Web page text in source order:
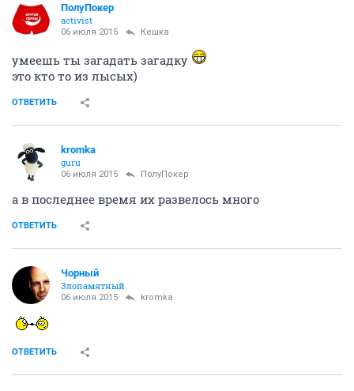
ПолуПокер
activist
06 июля 2015 Кешка
умеешь ты загадать загадку
это кто то из лысых)
ОТВЕТИТЬ
kromka
guru
06 июля 2015 ПолуПокер
а в последнее время их развелось много
ОТВЕТИТЬ
Чорный
Злопамятный
06 июля 2015 kromka
ОТВЕТИТЬ